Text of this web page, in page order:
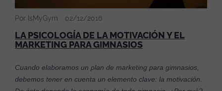
Por IsMyGym 02/12/2016
LA PSICOLOGÍA DE LA MOTIVACIÓN Y EL
MARKETING PARA GIMNASIOS
Cuando elaboramos un plan de marketing para gimnasios,
debemos tener en cuenta un elemento clave: la motivación.